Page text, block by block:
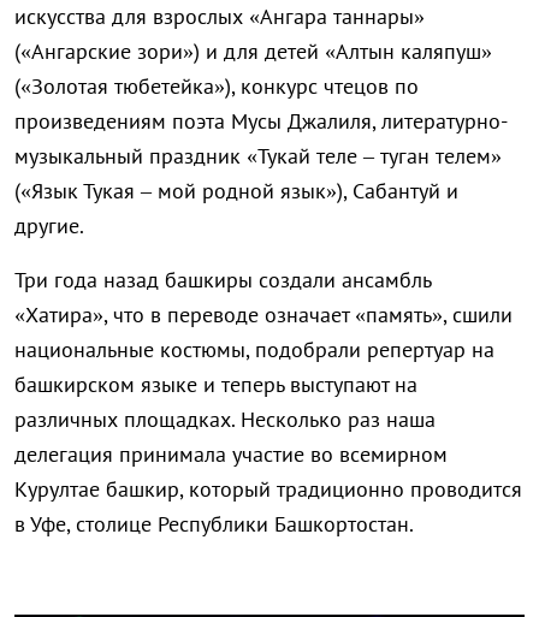
искусства для взрослых «Ангара таннары»
(«Ангарские зори») и для детей «Алтын каляпуш»
(«Золотая тюбетейка»), конкурс чтецов по
произведениям поэта Мусы Джалиля, литературно-
музыкальный праздник «Тукай теле – туган телем»
(«Язык Тукая – мой родной язык»), Сабантуй и
другие.
Три года назад башкиры создали ансамбль
«Хатира», что в переводе означает «память», сшили
национальные костюмы, подобрали репертуар на
башкирском языке и теперь выступают на
различных площадках. Несколько раз наша
делегация принимала участие во всемирном
Курултае башкир, который традиционно проводится
в Уфе, столице Республики Башкортостан.